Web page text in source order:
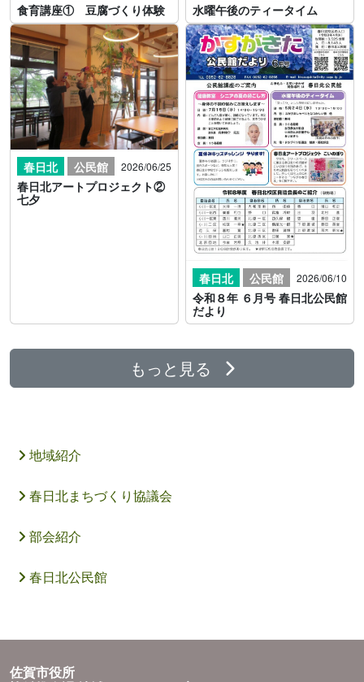
食育講座① 豆腐づくり体験 水曜午後のティータイム
春日北 公民館 2026/06/25
春日北アートプロジェクト②
七夕
春日北 公民館 2026/06/10
令和８年 ６月号 春日北公民館
だより
もっと見る
地域紹介
春日北まちづくり協議会
部会紹介
春日北公民館
佐賀市役所